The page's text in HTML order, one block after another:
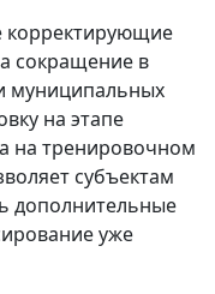
корректирующие
сокращение в
муниципальных
на этапе
на тренировочном
субъектам
дополнительные
уже